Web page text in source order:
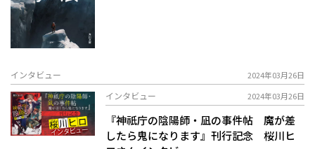
インタビュー 2024年03月26日
インタビュー 2024年03月26日
『神祇庁の陰陽師・凪の事件帖 魔が差
したら鬼になります』刊行記念 桜川ヒ